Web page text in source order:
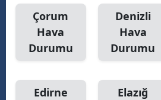
Çorum
Hava
Durumu
Denizli
Hava
Durumu
Edirne
Elazığ